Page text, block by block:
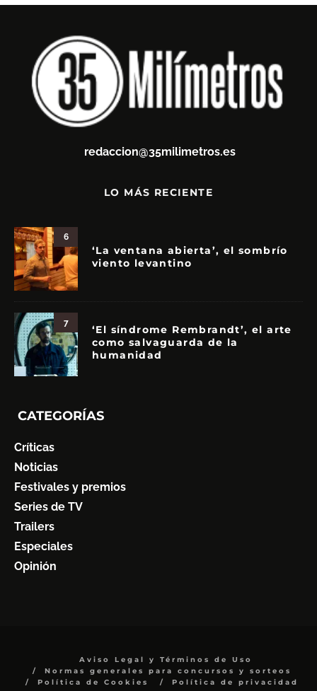
redaccion@35milimetros.es
LO MÁS RECIENTE
6
‘La ventana abierta’, el sombrío
viento levantino
7
‘El síndrome Rembrandt’, el arte
como salvaguarda de la
humanidad
CATEGORÍAS
Críticas
Noticias
Festivales y premios
Series de TV
Trailers
Especiales
Opinión
Aviso Legal y Términos de Uso
Normas generales para concursos y sorteos
Política de Cookies
Política de privacidad